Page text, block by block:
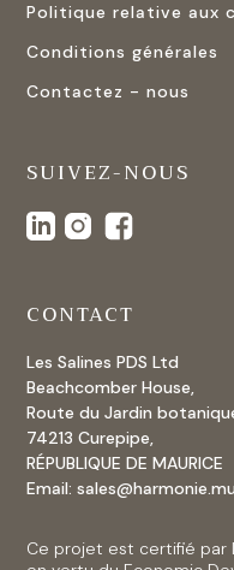
Politique relative aux
Conditions générales
Contactez - nous
SUIVEZ-NOUS
CONTACT
Les Salines PDS Ltd
Beachcomber House,
Route du Jardin
74213 Curepipe,
RÉPUBLIQUE DE MAURICE
Email:sales@harmonie.mu
Ce projet est certifié par